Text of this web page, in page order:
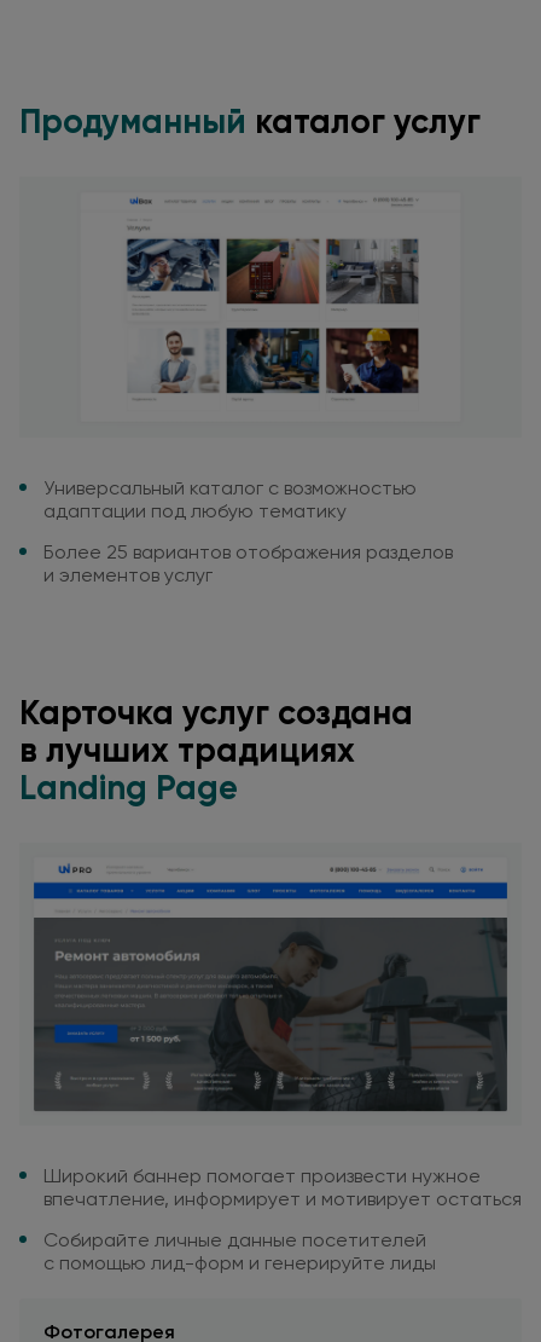
Продуманный каталог услуг
Универсальный каталог с возможностью
адаптации под любую тематику
Более 25 вариантов отображения разделов
и элементов услуг
Карточка услуг создана
в лучших традициях
Landing Page
Широкий баннер помогает произвести нужное
впечатление, информирует и мотивирует остаться
Собирайте личные данные посетителей
с помощью лид-форм и генерируйте лиды
Фотогалерея